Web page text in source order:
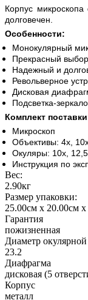
Корпус
долговечен.
Особенности:
Монокулярный
Прекрасный
Надежный и
Револьверное
Дисковая
Подсветка-
Комплект
Микроскоп
Объективы: 4x,
Окуляры: 10x,
Инструкция по
Вес:
2.90кг
Размер упаковки:
25.00см x 20.00см
Гарантия
пожизненная
Диаметр
23.2
Диафрагма
дисковая (5
Корпус
металл